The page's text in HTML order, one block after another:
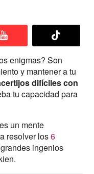
enigmas? Son
y mantener a tu
difíciles con
tu capacidad para
un mente
resolver los6
ingenios